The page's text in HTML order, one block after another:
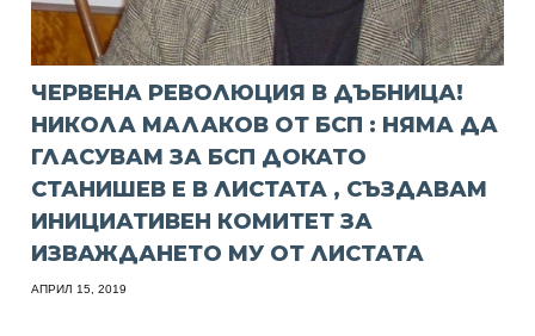
ЧЕРВЕНА РЕВОЛЮЦИЯ В ДЪБНИЦА!
НИКОЛА МАЛАКОВ ОТ БСП : НЯМА ДА
ГЛАСУВАМ ЗА БСП ДОКАТО
СТАНИШЕВ Е В ЛИСТАТА , СЪЗДАВАМ
ИНИЦИАТИВЕН КОМИТЕТ ЗА
ИЗВАЖДАНЕТО МУ ОТ ЛИСТАТА
АПРИЛ 15, 2019